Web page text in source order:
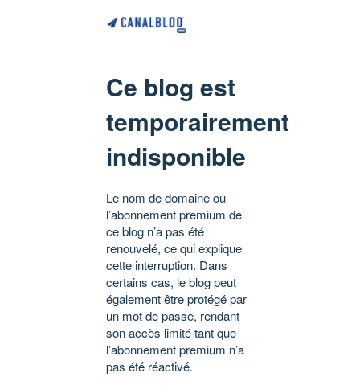
Ce blog est
temporairement
indisponible
Le nom de domaine ou
l’abonnement premium de
ce blog n’a pas été
renouvelé, ce qui explique
cette interruption. Dans
certains cas, le blog peut
également être protégé par
un mot de passe, rendant
son accès limité tant que
l’abonnement premium n’a
pas été réactivé.